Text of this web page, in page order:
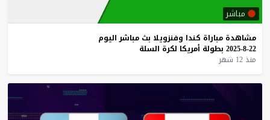
مباشر
مشاهدة مباراة كندا وفنزويلا بث مباشر اليوم
22-8-2025
بطولة أمريكا لكرة السلة
منذ 12 شهر